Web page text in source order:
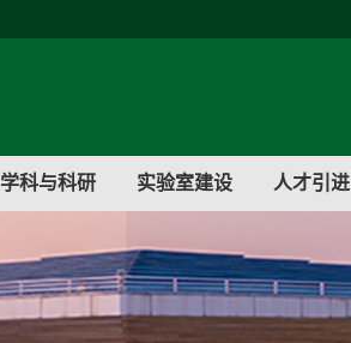
学科与科研 实验室建设 人才引进